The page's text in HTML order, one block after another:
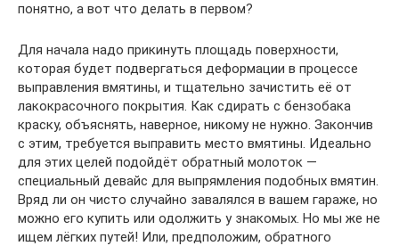
понятно, а вот что делать в первом?
Для начала надо прикинуть площадь поверхности,
которая будет подвергаться деформации в процессе
выправления вмятины, и тщательно зачистить её от
лакокрасочного покрытия. Как сдирать с бензобака
краску, объяснять, наверное, никому не нужно. Закончив
с этим, требуется выправить место вмятины. Идеально
для этих целей подойдёт обратный молоток —
специальный девайс для выпрямления подобных вмятин.
Вряд ли он чисто случайно завалялся в вашем гараже, но
можно его купить или одолжить у знакомых. Но мы же не
ищем лёгких путей! Или, предположим, обратного